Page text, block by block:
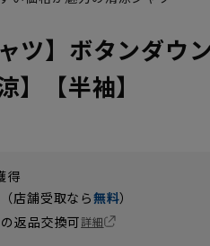
ツ】ボタンダウ
】【半袖】
得
店舗受取なら無料）
返品交換可詳細